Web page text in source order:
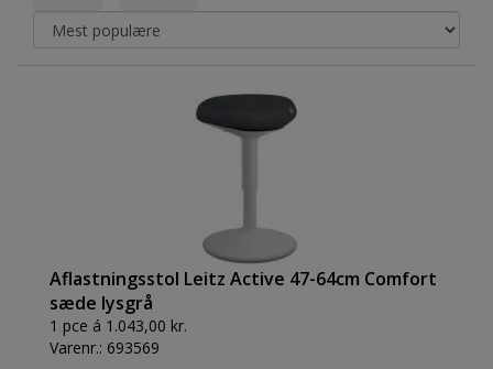
Aflastningsstol Leitz Active 47-64cm Comfort
sæde lysgrå
1 pce á 1.043,00 kr.
Varenr.: 693569